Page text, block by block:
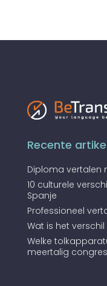
Recente
Diploma vertalen
10 culturele
Spanje
Professioneel
Wat is het
Welke
meertalig congres